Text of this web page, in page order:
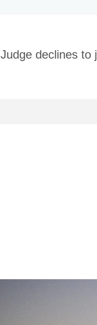
Judge declines to